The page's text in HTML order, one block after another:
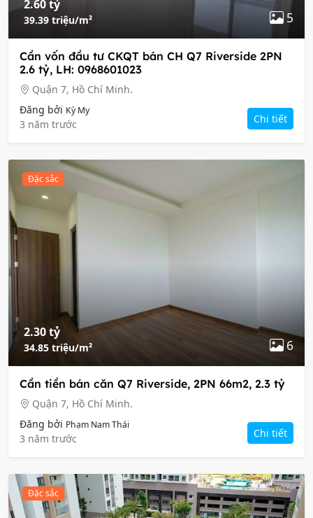
2.60 tỷ
39.39 triệu/m² 5
Cần vốn đầu tư CKQT bán CH Q7 Riverside 2PN
2.6 tỷ, LH: 0968601023
Quận 7, Hồ Chí Minh.
Đăng bởi Kỳ My
3 năm trước Chi tiết
Đặc sắc
2.30 tỷ
34.85 triệu/m² 6
Cần tiền bán căn Q7 Riverside, 2PN 66m2, 2.3 tỷ
Quận 7, Hồ Chí Minh.
Đăng bởi Phạm Nam Thái
3 năm trước Chi tiết
Đặc sắc